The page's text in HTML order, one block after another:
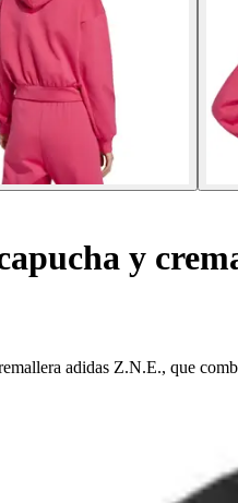
y
adidas Z.N.E., que